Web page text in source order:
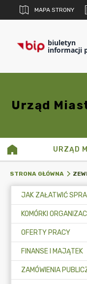
MAPA STRONY
biuletyn
informacji
Urząd
URZĄD
STRONA GŁÓWNA
KOMÓRKI
OFERTY PRACY
FINANSE I MAJĄTEK
ZAMÓWIENIA